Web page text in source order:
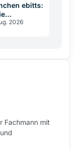
ebitts:
2026
Fachmann mit